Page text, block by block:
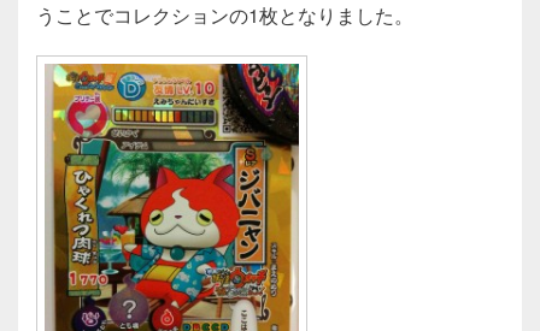
うことでコレクションの1枚となりました。